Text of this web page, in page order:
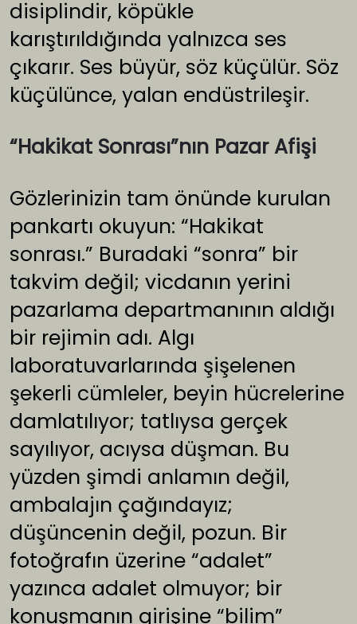
disiplindir, köpükle
karıştırıldığında yalnızca ses
çıkarır. Ses büyür, söz küçülür. Söz
küçülünce, yalan endüstrileşir.
“Hakikat Sonrası”nın Pazar Afişi
Gözlerinizin tam önünde kurulan
pankartı okuyun: “Hakikat
sonrası.” Buradaki “sonra” bir
takvim değil; vicdanın yerini
pazarlama departmanının aldığı
bir rejimin adı. Algı
laboratuvarlarında şişelenen
şekerli cümleler, beyin hücrelerine
damlatılıyor; tatlıysa gerçek
sayılıyor, acıysa düşman. Bu
yüzden şimdi anlamın değil,
ambalajın çağındayız;
düşüncenin değil, pozun. Bir
fotoğrafın üzerine “adalet”
yazınca adalet olmuyor; bir
konuşmanın girişine “bilim”